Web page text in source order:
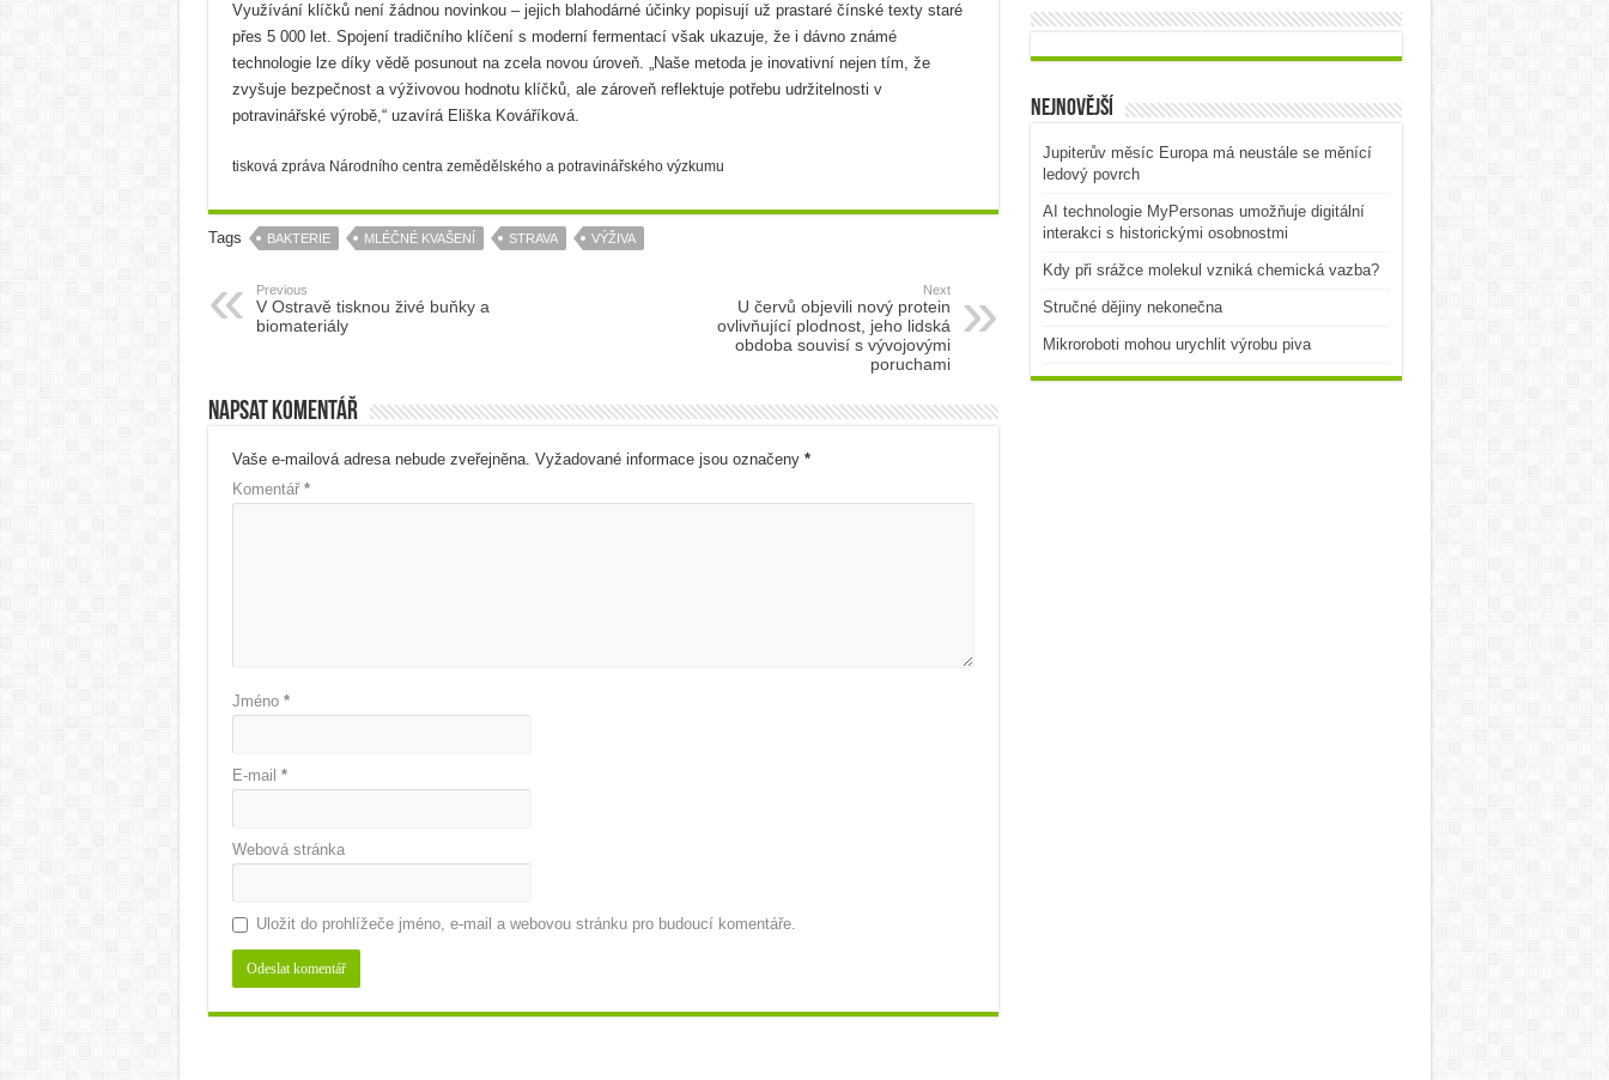
Využívání klíčků není žádnou novinkou – jejich blahodárné účinky popisují už prastaré čínské texty staré
přes 5 000 let. Spojení tradičního klíčení s moderní fermentací však ukazuje, že i dávno známé
technologie lze díky vědě posunout na zcela novou úroveň. „Naše metoda je inovativní nejen tím, že
zvyšuje bezpečnost a výživovou hodnotu klíčků, ale zároveň reflektuje potřebu udržitelnosti v
potravinářské výrobě,“ uzavírá Eliška Kováříková.
tisková zpráva Národního centra zemědělského a potravinářského výzkumu
Tags BAKTERIE MLÉČNÉ KVAŠENÍ STRAVA VÝŽIVA
Previous
V Ostravě tisknou živé buňky a
biomateriály
Next
U červů objevili nový protein
ovlivňující plodnost, jeho lidská
obdoba souvisí s vývojovými
poruchami
Napsat komentář
Vaše e-mailová adresa nebude zveřejněna. Vyžadované informace jsou označeny *
Komentář *
Jméno *
E-mail *
Webová stránka
Uložit do prohlížeče jméno, e-mail a webovou stránku pro budoucí komentáře.
Nejnovější
Jupiterův měsíc Europa má neustále se měnící
ledový povrch
AI technologie MyPersonas umožňuje digitální
interakci s historickými osobnostmi
Kdy při srážce molekul vzniká chemická vazba?
Stručné dějiny nekonečna
Mikroroboti mohou urychlit výrobu piva